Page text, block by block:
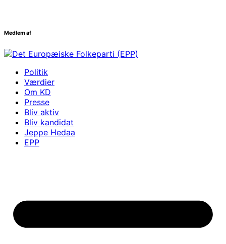
Medlem af
Politik
Værdier
Om KD
Presse
Bliv aktiv
Bliv kandidat
Jeppe Hedaa
EPP